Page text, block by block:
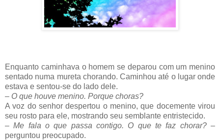
Enquanto caminhava o homem se deparou com um menino
sentado numa mureta chorando. Caminhou até o lugar onde
estava e sentou-se do lado dele.
– O que houve menino. Porque choras?
A voz do senhor despertou o menino, que docemente virou
seu rosto para ele, mostrando seu semblante entristecido.
–Me fala o que passa contigo. O que te faz chorar?–
perguntou preocupado.